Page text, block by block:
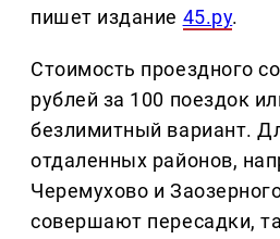
пишет издание 45.ру.
Стоимость проездного
рублей за 100 поездок
безлимитный вариант.
отдаленных районов,
Черемухово и
совершают пересадки,